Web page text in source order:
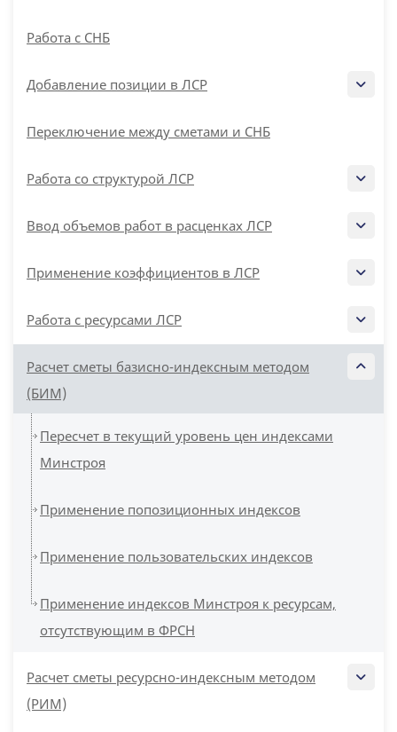
Работа с СНБ
Добавление позиции в ЛСР
Переключение между сметами и СНБ
Работа со структурой ЛСР
Ввод объемов работ в расценках ЛСР
Применение коэффициентов в ЛСР
Работа с ресурсами ЛСР
Расчет сметы базисно-индексным методом
(БИМ)
Пересчет в текущий уровень цен индексами
Минстроя
Применение попозиционных индексов
Применение пользовательских индексов
Применение индексов Минстроя к ресурсам,
отсутствующим в ФРСН
Расчет сметы ресурсно-индексным методом
(РИМ)